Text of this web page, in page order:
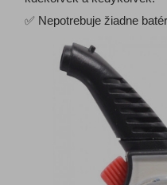
✅ Nepotrebuje žiadne